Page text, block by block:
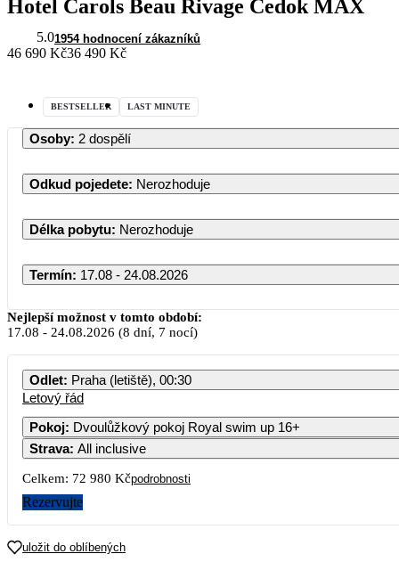
Hotel Carols Beau Rivage Čedok MAX
5.01954 hodnocení zákazníků
46 690 Kč36 490 Kč
BESTSELLER LAST MINUTE
Osoby: 2 dospělí
Odkud pojedete: Nerozhoduje
Délka pobytu: Nerozhoduje
Termín: 17.08 - 24.08.2026
Srpen 2026
PO ÚT ST ČT PÁ SO
Nejlepší možnost v tomto období:
17.08 - 24.08.2026 (8 dní, 7 nocí)
Odlet: Praha (letiště), 00:30
Letový řád
Pokoj: Dvoulůžkový pokoj Royal swim up 16+
Strava: All inclusive
Celkem: 72 980 Kčpodrobnosti
Rezervujte
uložit do oblíbených